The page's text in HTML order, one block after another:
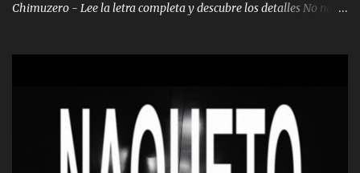
Chimuzero - Lee la letra completa y descubre los detalles No nací
❌ www.elnorteduro.com ❌ Yo No limito los Sueños , si no existe
Uno pues Hallamos Modos , Si me caigo me Levanto, Aprendo Del
Error Y me sacudo El Lodo ❌ www.elnorteduro.com ❌ El Dinero
No me falta Pero Tampoco me Estorba , Por Eso Manejo Todo